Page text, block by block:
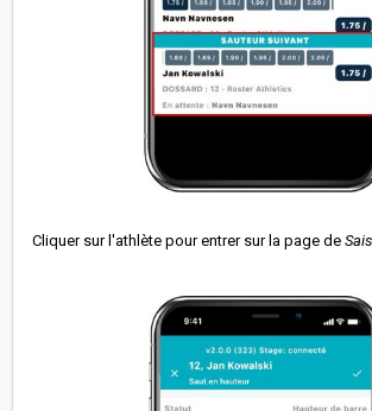
Cliquer sur l'athlète pour entrer sur la page de